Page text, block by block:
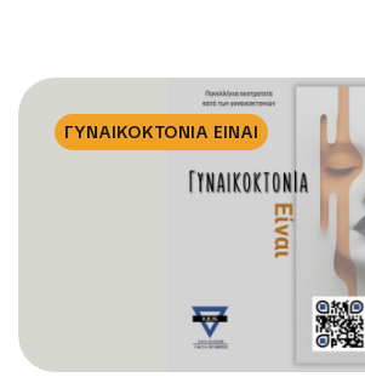
ΓΥΝΑΙΚΟΚΤΟΝΙΑ ΕΙΝΑΙ